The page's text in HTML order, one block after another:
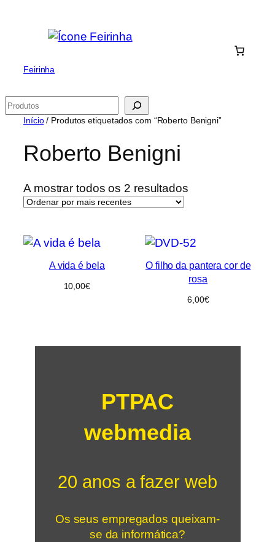
Feirinha
Pesquisar
Início/ Produtos etiquetados com “Roberto Benigni”
Roberto Benigni
A mostrar todos os 2 resultadosOrdenado
A vida é bela
10,00€
O filho da pantera cor de
rosa
6,00€
PTPAC
webmedia
20 anos a fazer web
Os seus empregados queixam-
se da informática?